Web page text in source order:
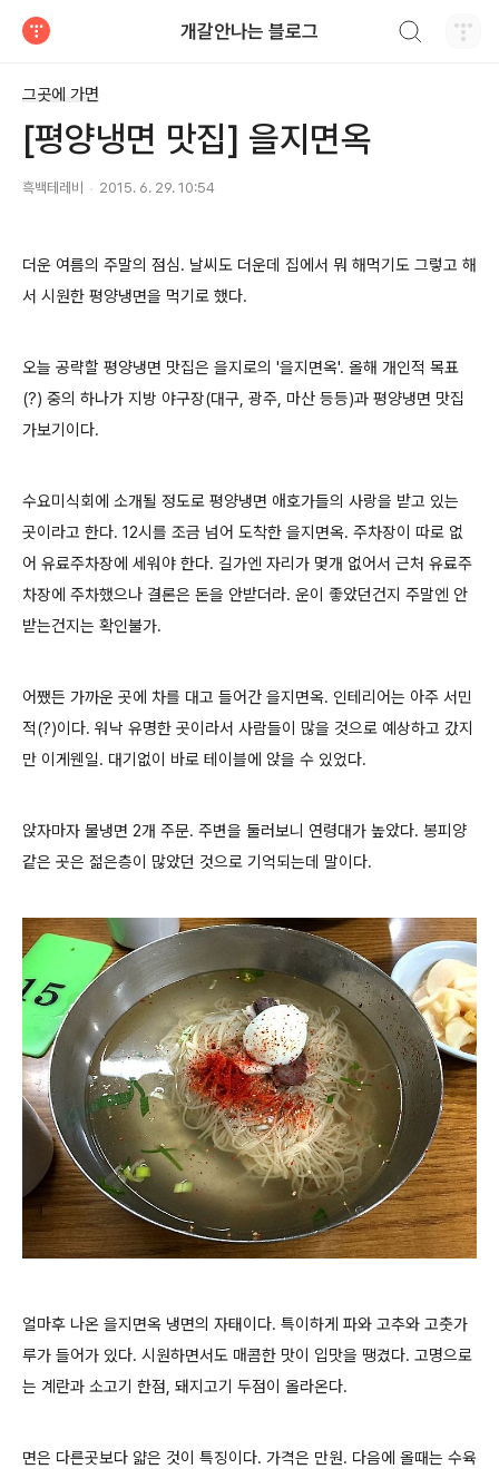
개갈안나는 블로그
그곳에 가면
[평양냉면 맛집] 을지면옥
흑백테레비 2015. 6. 29. 10:54
더운 여름의 주말의 점심. 날씨도 더운데 집에서 뭐 해먹기도 그렇고 해
서 시원한 평양냉면을 먹기로 했다.
오늘 공략할 평양냉면 맛집은 을지로의 '을지면옥'. 올해 개인적 목표
(?) 중의 하나가 지방 야구장(대구, 광주, 마산 등등)과 평양냉면 맛집
가보기이다.
수요미식회에 소개될 정도로 평양냉면 애호가들의 사랑을 받고 있는
곳이라고 한다. 12시를 조금 넘어 도착한 을지면옥. 주차장이 따로 없
어 유료주차장에 세워야 한다. 길가엔 자리가 몇개 없어서 근처 유료주
차장에 주차했으나 결론은 돈을 안받더라. 운이 좋았던건지 주말엔 안
받는건지는 확인불가.
어쨌든 가까운 곳에 차를 대고 들어간 을지면옥. 인테리어는 아주 서민
적(?)이다. 워낙 유명한 곳이라서 사람들이 많을 것으로 예상하고 갔지
만 이게웬일. 대기없이 바로 테이블에 앉을 수 있었다.
앉자마자 물냉면 2개 주문. 주변을 둘러보니 연령대가 높았다. 봉피양
같은 곳은 젊은층이 많았던 것으로 기억되는데 말이다.
얼마후 나온 을지면옥 냉면의 자태이다. 특이하게 파와 고추와 고춧가
루가 들어가 있다. 시원하면서도 매콤한 맛이 입맛을 땡겼다. 고명으로
는 계란과 소고기 한점, 돼지고기 두점이 올라온다.
면은 다른곳보다 얇은 것이 특징이다. 가격은 만원. 다음에 올때는 수육